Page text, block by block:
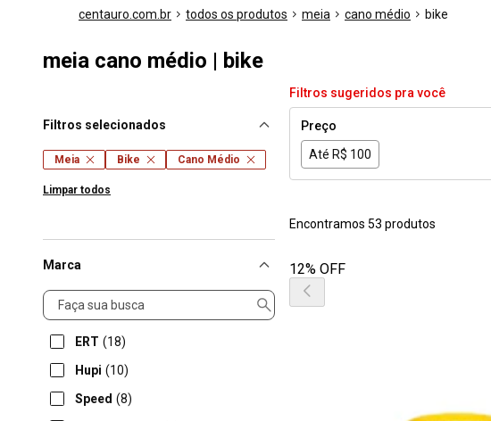
centauro.com.br todos os produtos meia cano médio bike
meia cano médio | bike
Filtros selecionados
Meia Bike Cano Médio
Limpar todos
Marca
Marca
ERT (18)
Hupi (10)
Speed (8)
Filtros sugeridos pra você
Preço
Até R$ 100
Encontramos 53 produtos
12% OFF